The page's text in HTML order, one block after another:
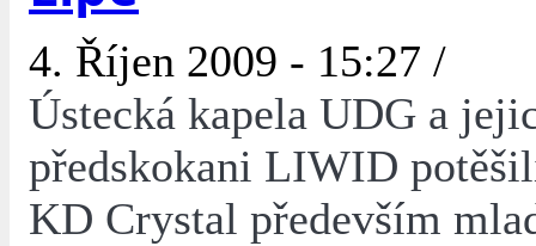
4. Říjen 2009 - 15:27 /
Ústecká kapela UDG a
předskokani LIWID
KD Crystal především